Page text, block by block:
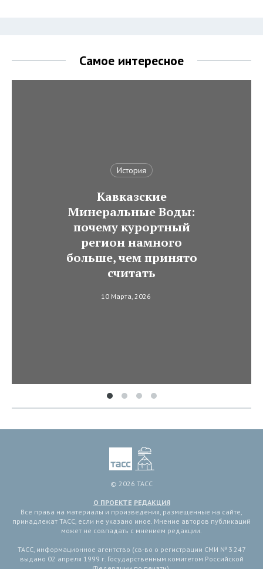
Самое интересное
История
Кавказские
Минеральные Воды:
почему курортный
регион намного
больше, чем принято
считать
10 Марта, 2026
© 2026 ТАСС
О ПРОЕКТЕ РЕДАКЦИЯ
Все права на материалы и произведения, размещенные на сайте,
принадлежат ТАСС, если не указано иное. Мнение авторов публикаций
может не совпадать с мнением редакции.
ТАСС, информационное агентство (св-во о регистрации СМИ № 3 247
выдано 02 апреля 1999 г. Государственным комитетом Российской